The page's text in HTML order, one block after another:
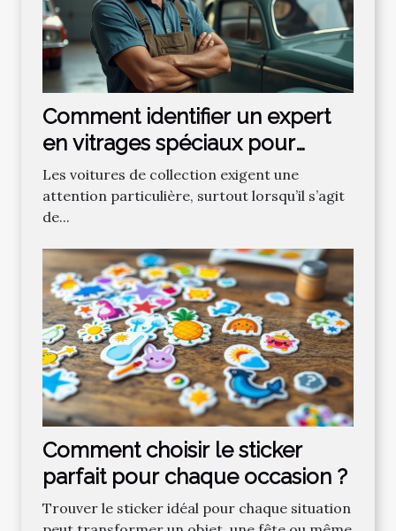
Comment identifier un expert
en vitrages spéciaux pour
voitures de collection ?
Les voitures de collection exigent une
attention particulière, surtout lorsqu’il s’agit
de...
Comment choisir le sticker
parfait pour chaque occasion ?
Trouver le sticker idéal pour chaque situation